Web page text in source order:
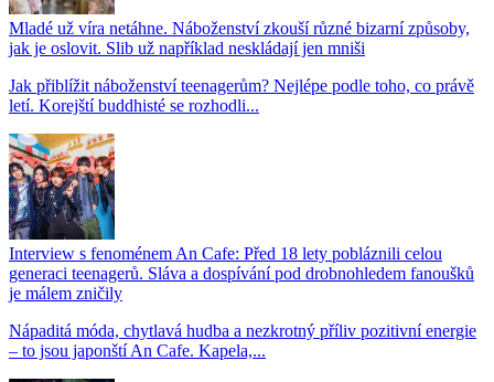
Mladé už víra netáhne. Náboženství zkouší různé bizarní způsoby,
jak je oslovit. Slib už například neskládají jen mniši
Jak přiblížit náboženství teenagerům? Nejlépe podle toho, co právě
letí. Korejští buddhisté se rozhodli...
Interview s fenoménem An Cafe: Před 18 lety pobláznili celou
generaci teenagerů. Sláva a dospívání pod drobnohledem fanoušků
je málem zničily
Nápaditá móda, chytlavá hudba a nezkrotný příliv pozitivní energie
– to jsou japonští An Cafe. Kapela,...